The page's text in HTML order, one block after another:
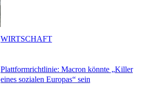
Plattformrichtlinie: Macron könnte „Killer
eines sozialen Europas“ sein
WIRTSCHAFT